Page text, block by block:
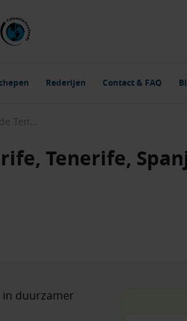
Rederijen Contact & FAQ
Canarische Eilanden vanaf Santa Cruz de Tenerife, Tenerife, Spanje met de Costa Smeralda
Tenerife,
in duurzamer